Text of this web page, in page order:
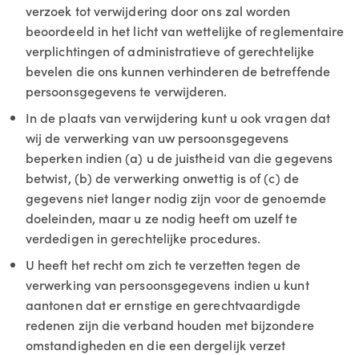
verzoek tot verwijdering door ons zal worden
beoordeeld in het licht van wettelijke of reglementaire
verplichtingen of administratieve of gerechtelijke
bevelen die ons kunnen verhinderen de betreffende
persoonsgegevens te verwijderen.
In de plaats van verwijdering kunt u ook vragen dat
wij de verwerking van uw persoonsgegevens
beperken indien (a) u de juistheid van die gegevens
betwist, (b) de verwerking onwettig is of (c) de
gegevens niet langer nodig zijn voor de genoemde
doeleinden, maar u ze nodig heeft om uzelf te
verdedigen in gerechtelijke procedures.
U heeft het recht om zich te verzetten tegen de
verwerking van persoonsgegevens indien u kunt
aantonen dat er ernstige en gerechtvaardigde
redenen zijn die verband houden met bijzondere
omstandigheden en die een dergelijk verzet